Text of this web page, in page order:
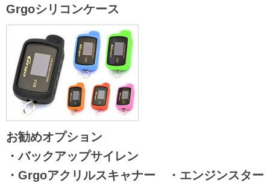
Grgoシリコンケース
お勧めオプション
・バックアップサイレン
・Grgoアクリルスキャナー ・エンジンスター